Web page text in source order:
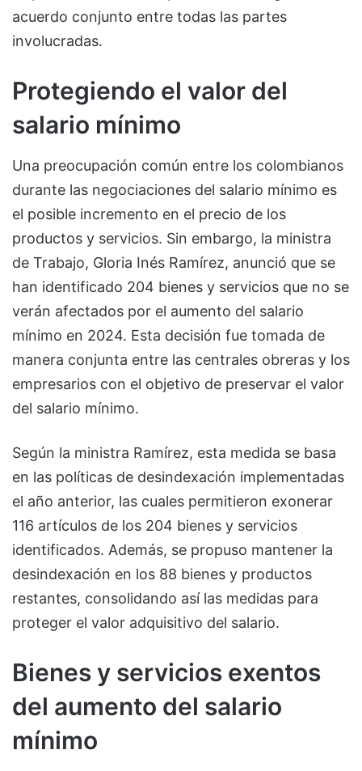
acuerdo conjunto entre todas las partes
involucradas.
Protegiendo el valor del
salario mínimo
Una preocupación común entre los colombianos
durante las negociaciones del salario mínimo es
el posible incremento en el precio de los
productos y servicios. Sin embargo, la ministra
de Trabajo, Gloria Inés Ramírez, anunció que se
han identificado 204 bienes y servicios que no se
verán afectados por el aumento del salario
mínimo en 2024. Esta decisión fue tomada de
manera conjunta entre las centrales obreras y los
empresarios con el objetivo de preservar el valor
del salario mínimo.
Según la ministra Ramírez, esta medida se basa
en las políticas de desindexación implementadas
el año anterior, las cuales permitieron exonerar
116 artículos de los 204 bienes y servicios
identificados. Además, se propuso mantener la
desindexación en los 88 bienes y productos
restantes, consolidando así las medidas para
proteger el valor adquisitivo del salario.
Bienes y servicios exentos
del aumento del salario
mínimo